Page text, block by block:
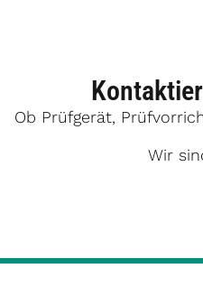
Ob Prüfgerät,
Wir